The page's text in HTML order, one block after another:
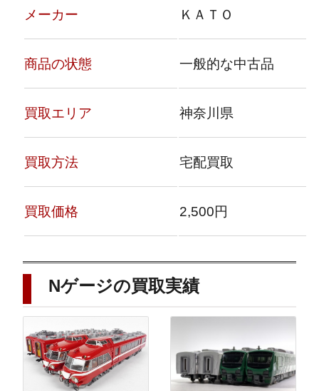
メーカー ＫＡＴＯ
商品の状態 一般的な中古品
買取エリア 神奈川県
買取方法 宅配買取
買取価格 2,500円
Nゲージの買取実績